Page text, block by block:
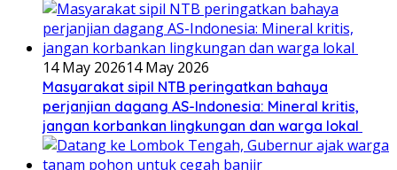
14 May 202614 May 2026
Masyarakat sipil NTB peringatkan bahaya
perjanjian dagang AS-Indonesia: Mineral kritis,
jangan korbankan lingkungan dan warga lokal